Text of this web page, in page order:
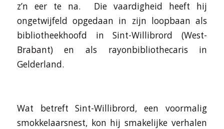
z’n eer te na. Die vaardigheid heeft hij
ongetwijfeld opgedaan in zijn loopbaan als
bibliotheekhoofd in Sint-Willibrord (West-
Brabant) en als rayonbibliothecaris in
Gelderland.
Wat betreft Sint-Willibrord, een voormalig
smokkelaarsnest, kon hij smakelijke verhalen